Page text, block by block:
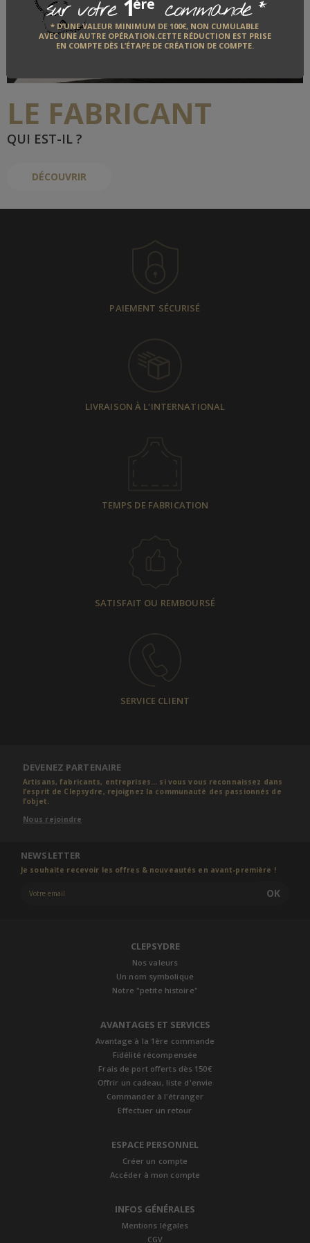
sur votre 1ère commande
* D’UNE VALEUR MINIMUM DE 100€, NON CUMULABLE
AVEC UNE AUTRE OPÉRATION.CETTE RÉDUCTION EST PRISE
EN COMPTE DÈS L’ÉTAPE DE CRÉATION DE COMPTE.
PYRENEX
LE FABRICANT
QUI EST-IL ?
DÉCOUVRIR
PAIEMENT SÉCURISÉ
LIVRAISON À L'INTERNATIONAL
TEMPS DE FABRICATION
SATISFAIT OU REMBOURSÉ
SERVICE CLIENT
DEVENEZ PARTENAIRE
Artisans, fabricants, entreprises... si vous vous reconnaissez dans
l’esprit de Clepsydre, rejoignez la communauté des passionnés de
l’objet.
Nous rejoindre
NEWSLETTER
Je souhaite recevoir les offres & nouveautés en avant-première !
OK
CLEPSYDRE
Nos valeurs
Un nom symbolique
Notre "petite histoire"
AVANTAGES ET SERVICES
Avantage à la 1ère commande
Fidélité récompensée
Frais de port offerts dès 150€
Offrir un cadeau, liste d'envie
Commander à l'étranger
Effectuer un retour
ESPACE PERSONNEL
Créer un compte
Accéder à mon compte
INFOS GÉNÉRALES
Mentions légales
CGV